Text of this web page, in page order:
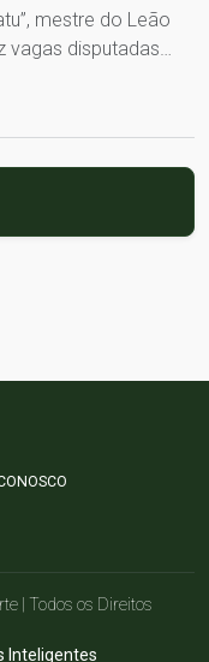
mestre do Leão
vagas disputadas…
| Todos os Direitos
Inteligentes